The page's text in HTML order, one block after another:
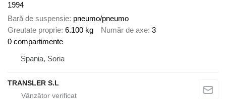
1994
Bară de suspensie pneumo/pneumo
Greutate proprie 6.100 kg Număr de axe 3
0 compartimente
Spania, Soria
TRANSLER S.L